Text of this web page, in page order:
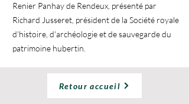
Renier Panhay de Rendeux, présenté par
Richard Jusseret, président de la Société royale
d'histoire, d'archéologie et de sauvegarde du
patrimoine hubertin.
Retour accueil